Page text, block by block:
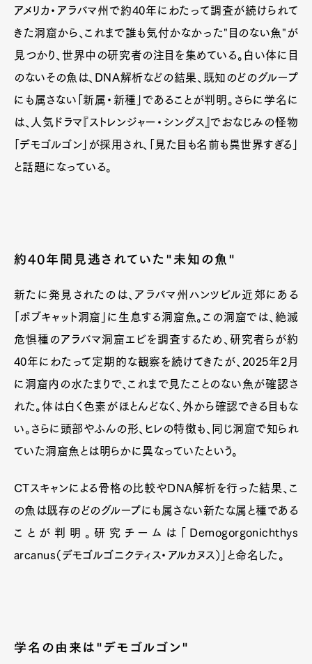
アメリカ・アラバマ州で約40年にわたって調査が続けられて
きた洞窟から、これまで誰も気付かなかった"目のない魚"が
見つかり、世界中の研究者の注目を集めている。白い体に目
のないその魚は、DNA解析などの結果、既知のどのグループ
にも属さない「新属・新種」であることが判明。さらに学名に
は、人気ドラマ『ストレンジャー・シングス』でおなじみの怪物
「デモゴルゴン」が採用され、「見た目も名前も異世界すぎる」
と話題になっている。
約40年間見逃されていた"未知の魚"
新たに発見されたのは、アラバマ州ハンツビル近郊にある
「ボブキャット洞窟」に生息する洞窟魚。この洞窟では、絶滅
危惧種のアラバマ洞窟エビを調査するため、研究者らが約
40年にわたって定期的な観察を続けてきたが、2025年2月
に洞窟内の水たまりで、これまで見たことのない魚が確認さ
れた。体は白く色素がほとんどなく、外から確認できる目もな
い。さらに頭部やふんの形、ヒレの特徴も、同じ洞窟で知られ
ていた洞窟魚とは明らかに異なっていたという。
CTスキャンによる骨格の比較やDNA解析を行った結果、こ
の魚は既存のどのグループにも属さない新たな属と種である
ことが判明。研究チームは「Demogorgonichthys
arcanus（デモゴルゴニクティス・アルカヌス）」と命名した。
学名の由来は"デモゴルゴン"